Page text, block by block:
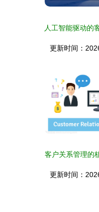
更新时间：
客户关系管理的
更新时间：